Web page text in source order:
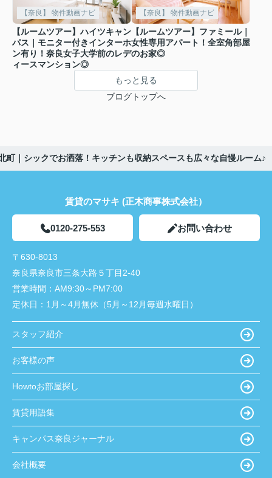
【奈良】 物件動画ナビ
【ルームツアー】ハイツキャン
パス｜モニター付きインターホ
ン有り！奈良女子大学前のレデ
ィースマンション◎
【奈良】 物件動画ナビ
【ルームツアー】ファミール｜
女性専用アパート！全室角部屋
のお家◎
もっと見る
ブログトップへ
町｜シックでお洒落！キッチンも収納スペースも広々な自慢ルーム♪
賃貸のマサキ (正木商事株式会社）
0120-275-553 お問い合わせ
〒630-8013
奈良県奈良市三条大路５丁目2-40
営業時間： AM9:30～PM7:00
定休日： 1月～4月無休（5月～12月毎週水曜日）
スタッフ紹介
お客様の声
Howtoお部屋探し
賃貸用語集
キャンパス奈良ジャーナル
会社概要